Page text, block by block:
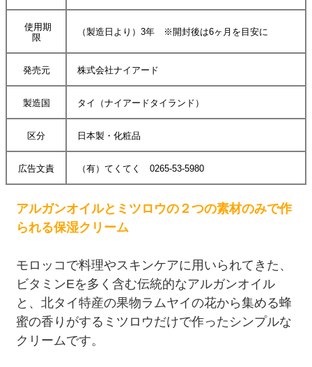
使用期
限
（製造日より）3年 ※開封後は6ヶ月を目安に
発売元 株式会社ナイアード
製造国 タイ（ナイアードタイランド）
区分 日本製・化粧品
広告文責 （有）てくてく 0265-53-5980
アルガンオイルとミツロウの２つの素材のみで作
られる保湿クリーム
モロッコで料理やスキンケアに用いられてきた、
ビタミンEを多く含む伝統的なアルガンオイル
と、北タイ特産の果物ラムヤイの花から集める蜂
蜜の香りがするミツロウだけで作ったシンプルな
クリームです。